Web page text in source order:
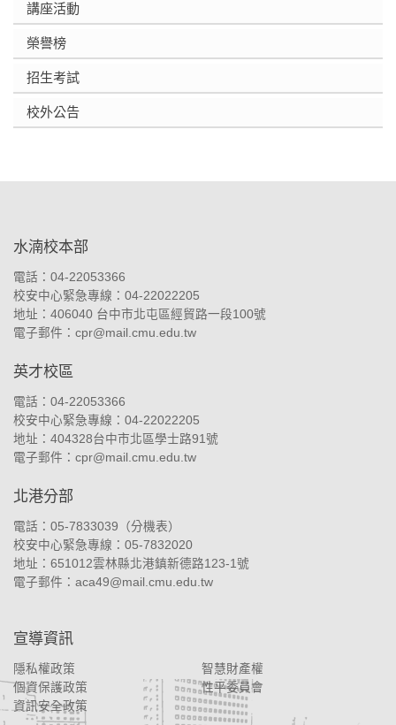
講座活動
榮譽榜
招生考試
校外公告
水湳校本部
電話：04-22053366
校安中心緊急專線：04-22022205
地址： 406040 台中市北屯區經貿路一段100號
電子郵件： cpr@mail.cmu.edu.tw
英才校區
電話：04-22053366
校安中心緊急專線：04-22022205
地址： 404328台中市北區學士路91號
電子郵件： cpr@mail.cmu.edu.tw
北港分部
電話：05-7833039（分機表）
校安中心緊急專線：05-7832020
地址： 651012雲林縣北港鎮新德路123-1號
電子郵件： aca49@mail.cmu.edu.tw
宣導資訊
隱私權政策
智慧財產權
個資保護政策
性平委員會
資訊安全政策